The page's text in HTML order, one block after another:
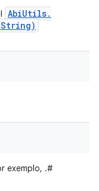
AbiUtils.
String)
exemplo, .#